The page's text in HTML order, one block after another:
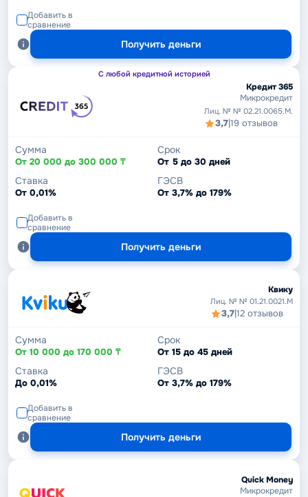
Добавить в
сравнение
Получить деньги
С любой кредитной историей
Кредит 365
Микрокредит
Лиц. № № 02.21.0065.M.
3,7|19 отзывов
Сумма
От 20 000 до 300 000 ₸
Срок
От 5 до 30 дней
Ставка
От 0,01%
ГЭСВ
От 3,7% до 179%
Добавить в
сравнение
Получить деньги
Квику
Лиц. № № 01.21.0021.M
3,7|12 отзывов
Сумма
От 10 000 до 170 000 ₸
Срок
От 15 до 45 дней
Ставка
До 0,01%
ГЭСВ
От 3,7% до 179%
Добавить в
сравнение
Получить деньги
Quick Money
Микрокредит